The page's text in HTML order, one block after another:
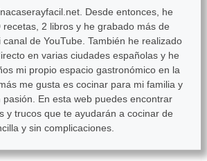
Desde entonces, he
2 libros y he grabado más de
de YouTube. También he realizado
en varias ciudades españolas y he
mi propio espacio gastronómico en la
me gusta es cocinar para mi familia y
En esta web puedes encontrar
y trucos que te ayudarán a cocinar de
y sin complicaciones.